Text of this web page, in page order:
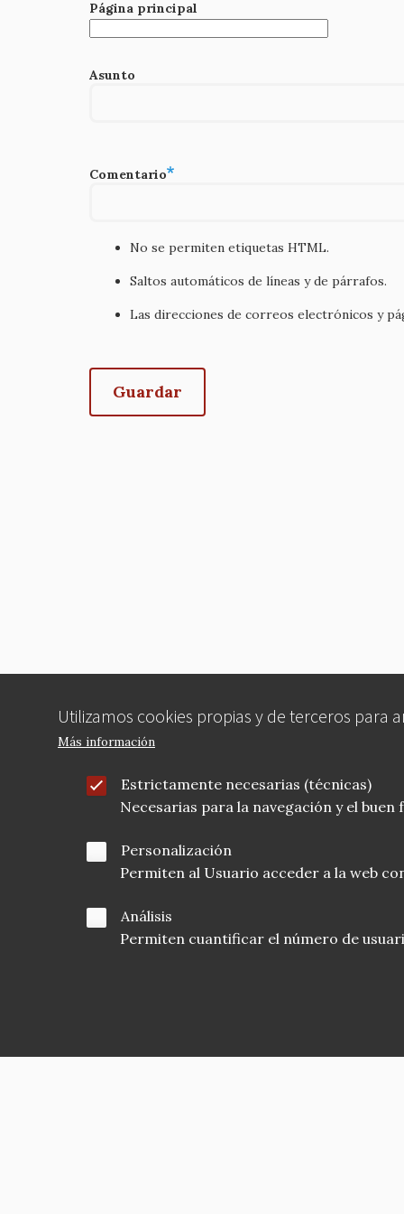
Utilizamos cookies propias y de terceros para
Más información
Estrictamente necesarias (técnicas)
Necesarias para la navegación y el
Personalización
Permiten al Usuario acceder a la web
Análisis
Permiten cuantificar el número de
Página principal
Asunto
Comentario
No se permiten etiquetas HTML.
Saltos automáticos de líneas y de párrafos.
Las direcciones de correos electrónicos y